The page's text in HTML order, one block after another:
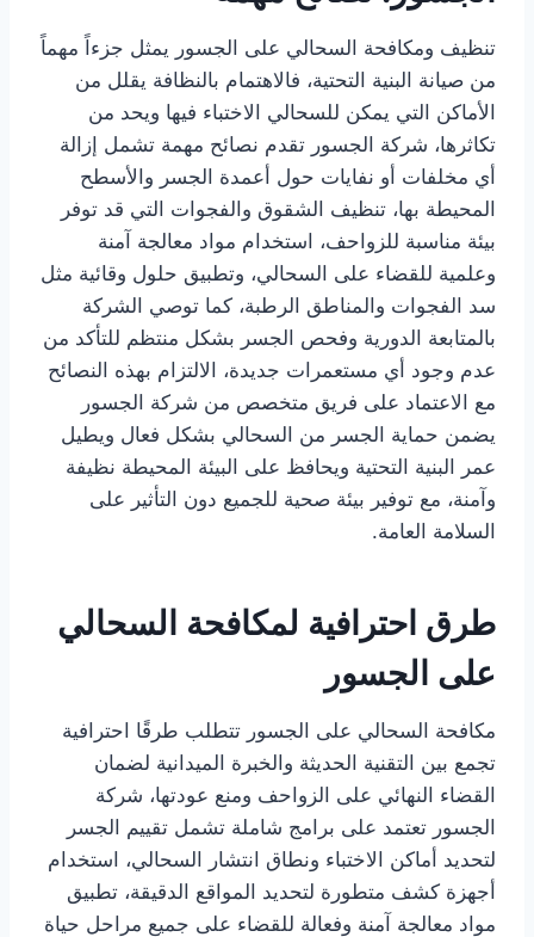
تنظيف ومكافحة السحالي على الجسور يمثل جزءاً مهماً
من صيانة البنية التحتية، فالاهتمام بالنظافة يقلل من
الأماكن التي يمكن للسحالي الاختباء فيها ويحد من
تكاثرها، شركة الجسور تقدم نصائح مهمة تشمل إزالة
أي مخلفات أو نفايات حول أعمدة الجسر والأسطح
المحيطة بها، تنظيف الشقوق والفجوات التي قد توفر
بيئة مناسبة للزواحف، استخدام مواد معالجة آمنة
وعلمية للقضاء على السحالي، وتطبيق حلول وقائية مثل
سد الفجوات والمناطق الرطبة، كما توصي الشركة
بالمتابعة الدورية وفحص الجسر بشكل منتظم للتأكد من
عدم وجود أي مستعمرات جديدة، الالتزام بهذه النصائح
مع الاعتماد على فريق متخصص من شركة الجسور
يضمن حماية الجسر من السحالي بشكل فعال ويطيل
عمر البنية التحتية ويحافظ على البيئة المحيطة نظيفة
وآمنة، مع توفير بيئة صحية للجميع دون التأثير على
السلامة العامة.
طرق احترافية لمكافحة السحالي
على الجسور
مكافحة السحالي على الجسور تتطلب طرقًا احترافية
تجمع بين التقنية الحديثة والخبرة الميدانية لضمان
القضاء النهائي على الزواحف ومنع عودتها، شركة
الجسور تعتمد على برامج شاملة تشمل تقييم الجسر
لتحديد أماكن الاختباء ونطاق انتشار السحالي، استخدام
أجهزة كشف متطورة لتحديد المواقع الدقيقة، تطبيق
مواد معالجة آمنة وفعالة للقضاء على جميع مراحل حياة